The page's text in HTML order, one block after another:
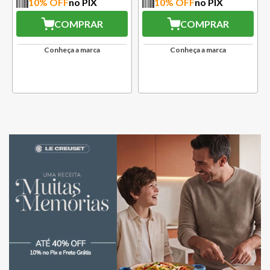
COMPRAR
Conheça a marca
COMPRAR
Conheça a marca